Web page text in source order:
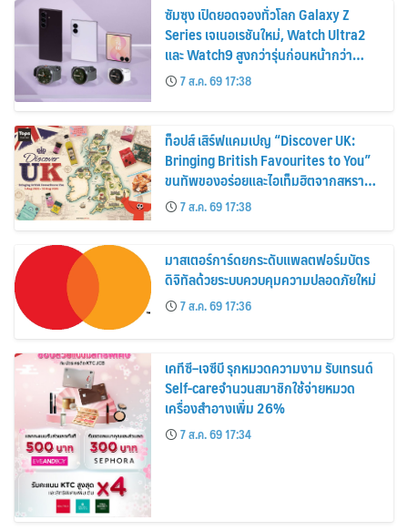
ซัมซุง เปิดยอดจองทั่วโลก Galaxy Z
Series เจเนอเรชันใหม่, Watch Ultra2
และ Watch9 สูงกว่ารุ่นก่อนหน้ากว่า
30%7 ส.ค. 69 17:38
ท็อปส์ เสิร์ฟแคมเปญ “Discover UK:
Bringing British Favourites to You”
ขนทัพของอร่อยและไอเท็มฮิตจากสหราช
อาณาจักร ส่งตรงถึงมือตั้งแต่วันนี้ – 18
สิงหาคมนี้
7 ส.ค. 69 17:38
มาสเตอร์การ์ดยกระดับแพลตฟอร์มบัตร
ดิจิทัลด้วยระบบควบคุมความปลอดภัยใหม่
7 ส.ค. 69 17:36
เคทีซี–เจซีบี รุกหมวดความงาม รับเทรนด์
Self-careจำนวนสมาชิกใช้จ่ายหมวด
เครื่องสำอางเพิ่ม 26%
7 ส.ค. 69 17:34